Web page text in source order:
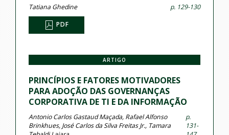
Tatiana Ghedine p. 129-130
PDF
ARTIGO
PRINCÍPIOS E FATORES MOTIVADORES
PARA ADOÇÃO DAS GOVERNANÇAS
CORPORATIVA DE TI E DA INFORMAÇÃO
Antonio Carlos Gastaud Maçada, Rafael Alfonso
Brinkhues, José Carlos da Silva Freitas Jr., Tamara
p.
131-